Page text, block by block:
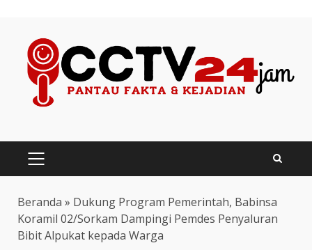
content
PRIMARY
MENU
Beranda » Dukung Program Pemerintah, Babinsa
Koramil 02/Sorkam Dampingi Pemdes Penyaluran
Bibit Alpukat kepada Warga